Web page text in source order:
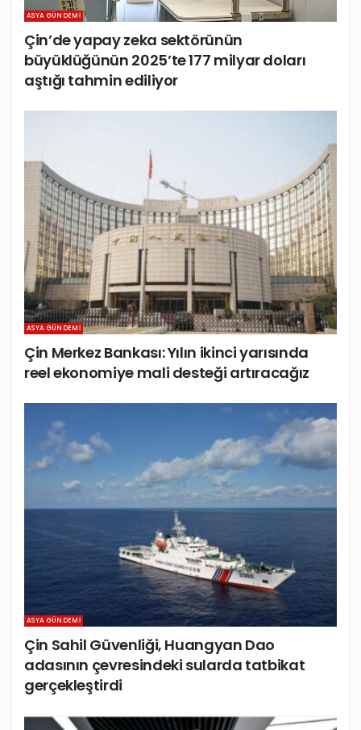
ASYA GÜNDEMI
Çin’de yapay zeka sektörünün
büyüklüğünün 2025’te 177 milyar doları
aştığı tahmin ediliyor
ASYA GÜNDEMI
Çin Merkez Bankası: Yılın ikinci yarısında
reel ekonomiye mali desteği artıracağız
ASYA GÜNDEMI
Çin Sahil Güvenliği, Huangyan Dao
adasının çevresindeki sularda tatbikat
gerçekleştirdi